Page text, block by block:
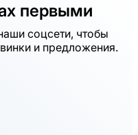
первыми
соцсети, чтобы
и предложения.